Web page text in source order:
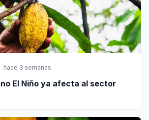
hace 3 semanas
El Niño ya afecta al sector